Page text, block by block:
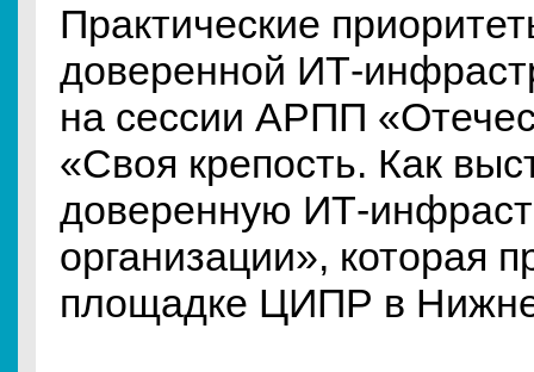
Практические
доверенной ИТ-
на сессии АРПП
«Своя крепость. Как
доверенную ИТ-
организации», которая
площадке ЦИПР в